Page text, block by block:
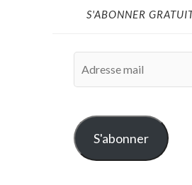
S'ABONNER
S'abonner